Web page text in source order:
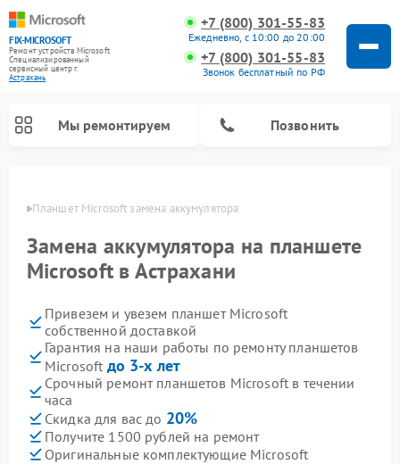
FIX-MICROSOFT
Ремонт устройств Microsoft
Специализированный
cервисный центр г.
Астрахань
+7 (800) 301-55-83
Ежедневно, с 10:00 до 20:00
+7 (800) 301-55-83
Звонок бесплатный по РФ
Мы ремонтируем Позвонить
Планшет Microsoft замена аккумулятора
Замена аккумулятора на планшете
Microsoft в Астрахани
Привезем и увезем планшет Microsoft
собственной доставкой
Гарантия на наши работы по ремонту планшетов
Microsoft до 3-х лет
Срочный ремонт планшетов Microsoft в течении
часа
Скидка для вас до 20%
Получите 1500 рублей на ремонт
Оригинальные комплектующие Microsoft